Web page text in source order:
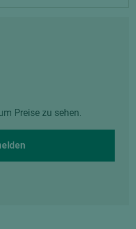
Preise zu sehen.